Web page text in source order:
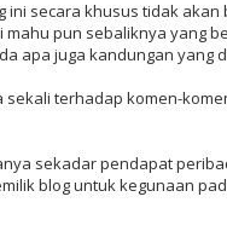
ini secara khusus tidak
pun sebaliknya yang
apa juga kandungan yang
terhadap komen-
sekadar pendapat
blog untuk kegunaan